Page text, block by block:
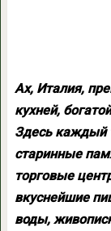
Ах, Италия,
кухней,
Здесь каждый
старинные
торговые
вкуснейшие
воды,